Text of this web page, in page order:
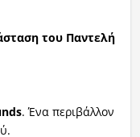
του Παντελή
. Ένα περιβάλλον